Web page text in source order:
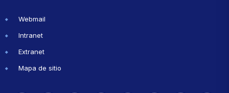
Webmail
Intranet
Extranet
Mapa de sitio